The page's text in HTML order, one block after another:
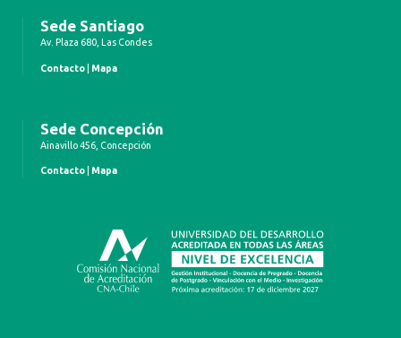
Sede Santiago
Av. Plaza 680, Las Condes
Contacto Mapa
Sede Concepción
Ainavillo 456, Concepción
Contacto Mapa